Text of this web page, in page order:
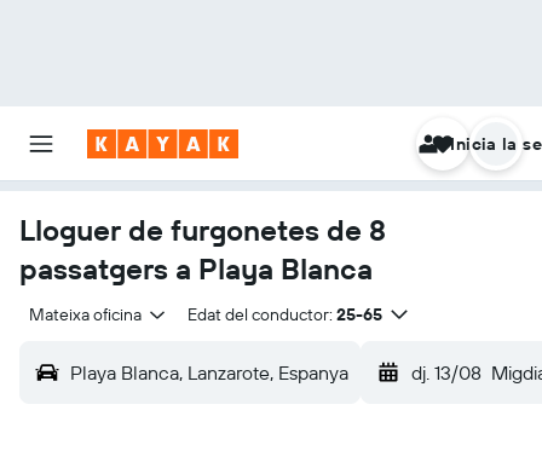
Inicia la
Lloguer de furgonetes de 8
passatgers a Playa Blanca
Mateixa oficina Edat del conductor: 25-65
Playa Blanca, Lanzarote, Espanya dj. 13/08